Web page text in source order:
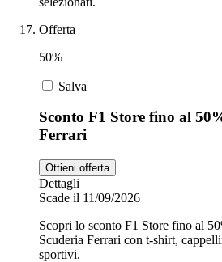
Offerta
50%
Salva
Sconto F1 Store fino al
Ferrari
Ottieni offerta
Dettagli
Scade il 11/09/2026
Scopri lo sconto F1 Store fino al
Scuderia Ferrari con t-shirt,
sportivi.